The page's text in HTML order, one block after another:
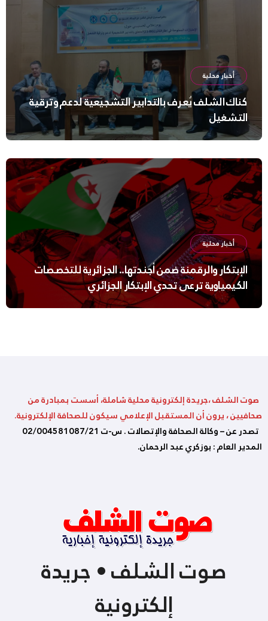
أخبار محلية
كناك الشلف يُعرف بالتدابير التشجيعية لدعم وترقية
التشغيل
أخبار محلية
الإبتكار والرقمنة ضمن أجندتها.. الجزائرية للتخصصات
الكيمياوية ترعى تحدي الإبتكار الجزائري
صوت الشلف ،جريدة إلكترونية محلية شاملة، أسست بمبادرة من
صحافيين ، يرون أن المستقبل الإعلامي سيكون للصحافة الإلكترونية.
تصدر عن – وكالة الصحافة والإتصالات . س-ت 02/004581087/21
المدير العام : بوزكري عبد الرحمان.
صوت الشلف • جريدة
إلكترونية